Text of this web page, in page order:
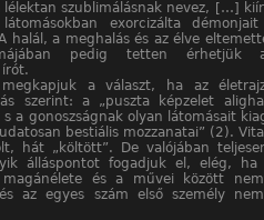
lélektan szublimálásnak nevez, […]
exorcizálta
halál, a meghalás és az élve
pedig tetten érhetjük
írót.
a választ, ha az
szerint: a „puszta képzelet
a gonoszságnak olyan látomásait
bestiális mozzanatai” (2).
hát „költött”. De valójában
álláspontot fogadjuk el, elég,
és a művei között
az egyes szám első személy